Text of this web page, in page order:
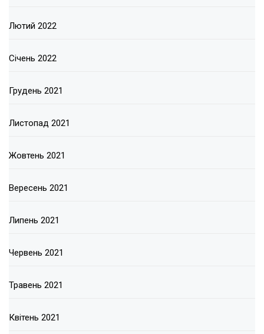
Лютий 2022
Січень 2022
Грудень 2021
Листопад 2021
Жовтень 2021
Вересень 2021
Липень 2021
Червень 2021
Травень 2021
Квітень 2021